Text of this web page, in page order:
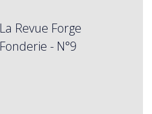
La Revue Forge
Fonderie - N°9